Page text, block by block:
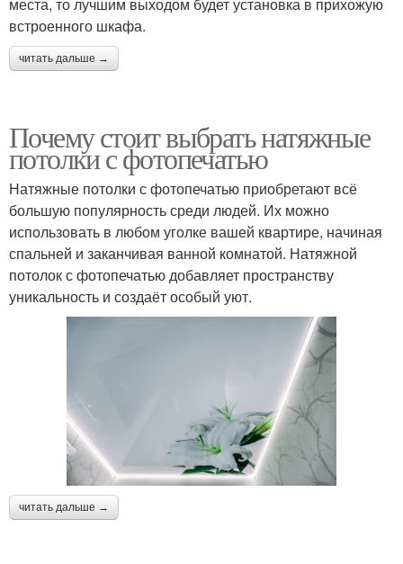
места, то лучшим выходом будет установка в прихожую
встроенного шкафа.
читать дальше →
Почему стоит выбрать натяжные
потолки с фотопечатью
Натяжные потолки с фотопечатью приобретают всё
большую популярность среди людей. Их можно
использовать в любом уголке вашей квартире, начиная
спальней и заканчивая ванной комнатой. Натяжной
потолок с фотопечатью добавляет пространству
уникальность и создаёт особый уют.
читать дальше →